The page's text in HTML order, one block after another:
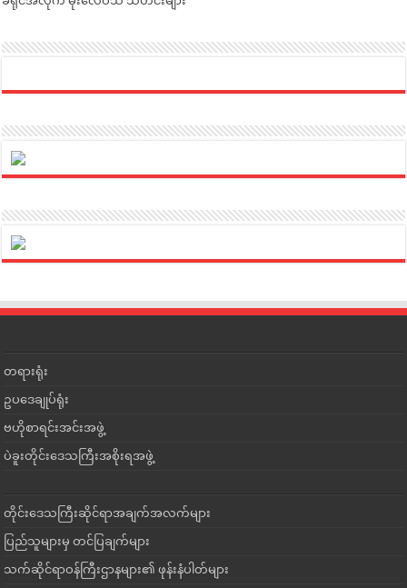
တရားရုံး
ဥပဒေချုပ်ရုံး
ဗဟိုစာရင်းအင်းအဖွဲ့
ပဲခူးတိုင်းဒေသကြီးအစိုးရအဖွဲ့
တိုင်းဒေသကြီးဆိုင်ရာအချက်အလက်များ
ပြည်သူများမှ တင်ပြချက်များ
သက်ဆိုင်ရာဝန်ကြီးဌာနများ၏ ဖုန်းနံပါတ်များ